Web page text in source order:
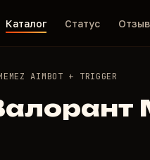
Каталог Статус
AIMBOT + TRIGGER